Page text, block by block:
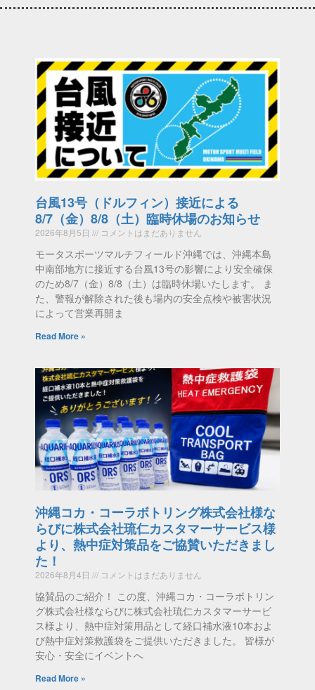
台風13号（ドルフィン）接近による
8/7（金）8/8（土）臨時休場のお知らせ
2026年8月5日 コメントはまだありません
モータスポーツマルチフィールド沖縄では、沖縄本島
中南部地方に接近する台風13号の影響により安全確保
のため8/7（金）8/8（土）は臨時休場いたします。 ま
た、警報が解除された後も場内の安全点検や被害状況
によって営業再開ま
Read More »
沖縄コカ・コーラボトリング株式会社様な
らびに株式会社琉仁カスタマーサービス様
より、熱中症対策品をご協賛いただきまし
た！
2026年8月4日 コメントはまだありません
協賛品のご紹介！ この度、沖縄コカ・コーラボトリン
グ株式会社様ならびに株式会社琉仁カスタマーサービ
ス様より、熱中症対策用品として経口補水液10本およ
び熱中症対策救護袋をご提供いただきました。 皆様が
安心・安全にイベントへ
Read More »